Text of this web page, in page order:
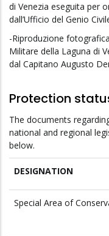
di Venezia eseguita per
dall’Ufficio del Genio
-Riproduzione
Militare della Laguna di
dal Capitano Augusto
Protection
The documents
national and regional
below.
DESIGNATION
Special Area of